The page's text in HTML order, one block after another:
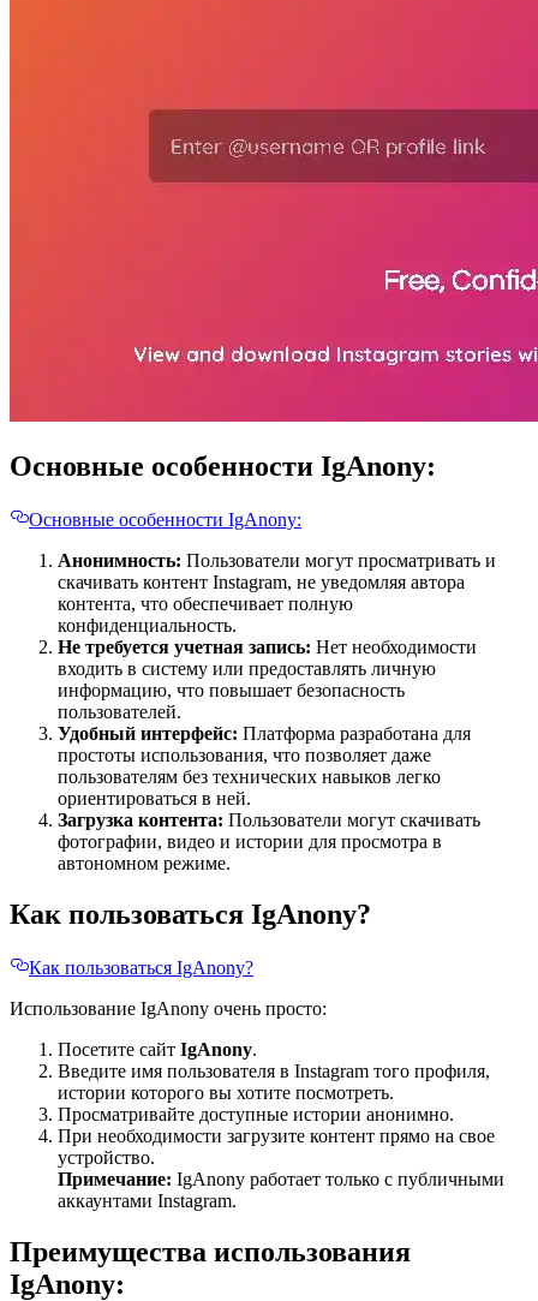
Основные особенности IgAnony:
Основные особенности IgAnony:
Анонимность: Пользователи могут просматривать и
скачивать контент Instagram, не уведомляя автора
контента, что обеспечивает полную
конфиденциальность.
Не требуется учетная запись: Нет необходимости
входить в систему или предоставлять личную
информацию, что повышает безопасность
пользователей.
Удобный интерфейс: Платформа разработана для
простоты использования, что позволяет даже
пользователям без технических навыков легко
ориентироваться в ней.
Загрузка контента: Пользователи могут скачивать
фотографии, видео и истории для просмотра в
автономном режиме.
Как пользоваться IgAnony?
Как пользоваться IgAnony?
Использование IgAnony очень просто:
Посетите сайт IgAnony.
Введите имя пользователя в Instagram того профиля,
истории которого вы хотите посмотреть.
Просматривайте доступные истории анонимно.
При необходимости загрузите контент прямо на свое
устройство.
Примечание: IgAnony работает только с публичными
аккаунтами Instagram.
Преимущества использования
IgAnony: